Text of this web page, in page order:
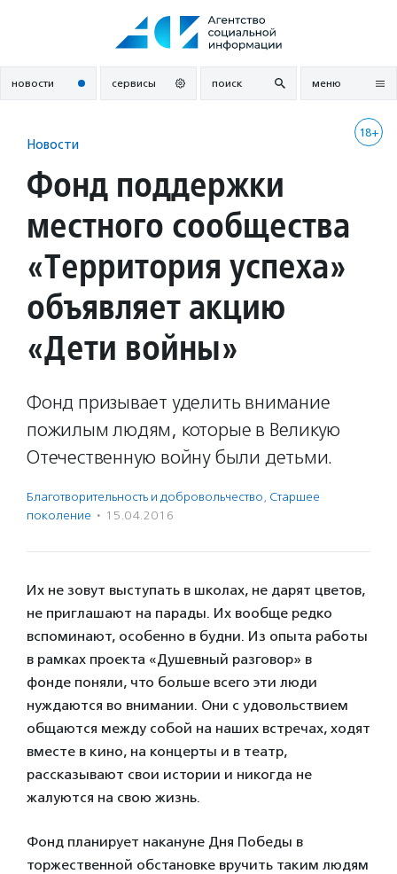
новости сервисы поиск меню
18+
Новости
Фонд поддержки
местного сообщества
«Территория успеха»
объявляет акцию
«Дети войны»
Фонд призывает уделить внимание
пожилым людям, которые в Великую
Отечественную войну были детьми.
Благотвори­тель­ность и доброволь­чест­во, Старшее
поколение · 15.04.2016
Их не зовут выступать в школах, не дарят цветов,
не приглашают на парады. Их вообще редко
вспоминают, особенно в будни. Из опыта работы
в рамках проекта «Душевный разговор» в
фонде поняли, что больше всего эти люди
нуждаются во внимании. Они с удовольствием
общаются между собой на наших встречах, ходят
вместе в кино, на концерты и в театр,
рассказывают свои истории и никогда не
жалуются на свою жизнь.
Фонд планирует накануне Дня Победы в
торжественной обстановке вручить таким людям